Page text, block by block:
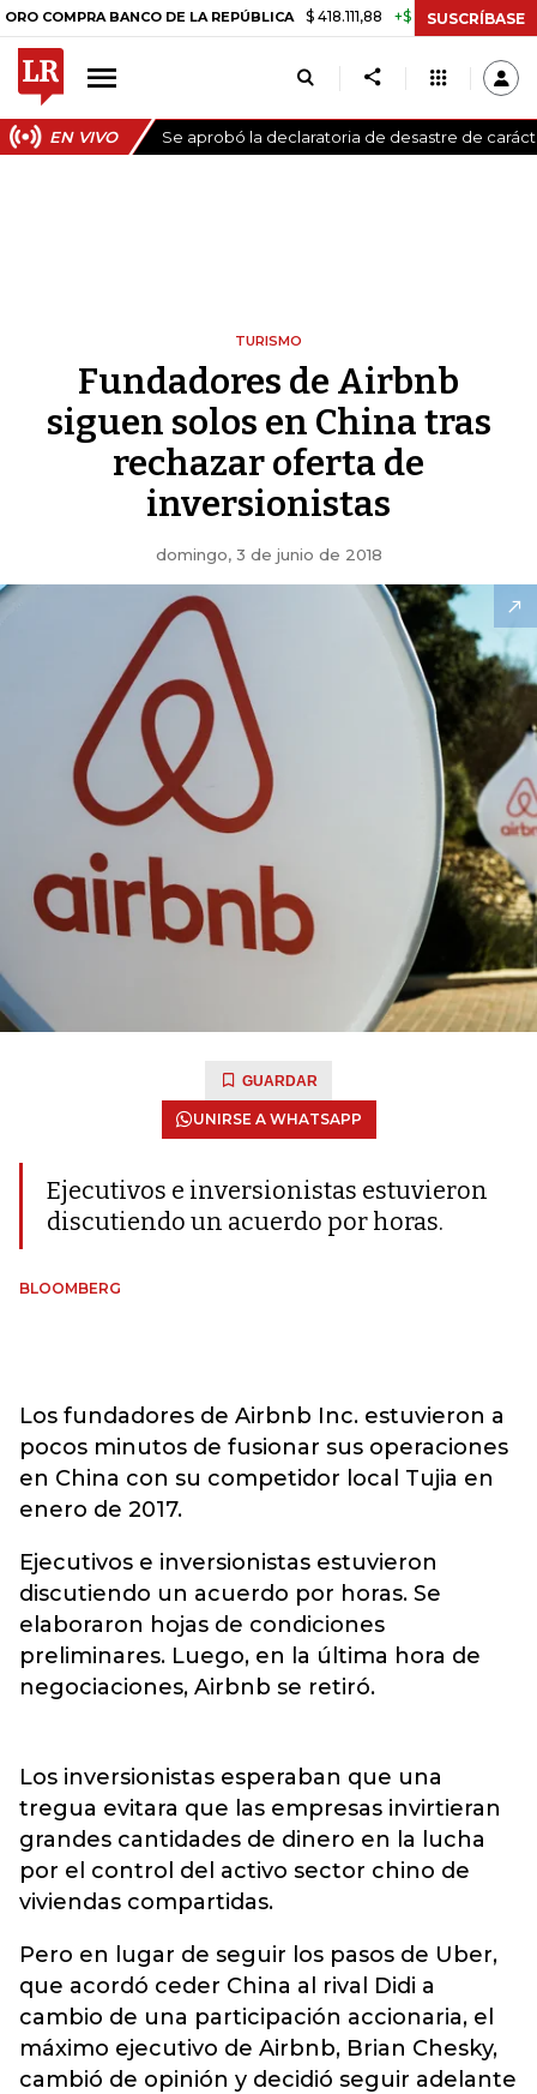
BANCO DE LA REPÚBLICA $ 418.111,88 +$ 9.612,91 +2,35%
SUSCRÍBASE
EN VIVO Se aprobó la declaratoria de desastre de
TURISMO
Fundadores de Airbnb
siguen solos en China tras
rechazar oferta de
inversionistas
domingo, 3 de junio de 2018
GUARDAR
UNIRSE A WHATSAPP
Ejecutivos e inversionistas estuvieron
discutiendo un acuerdo por horas.
BLOOMBERG
Los fundadores de Airbnb Inc. estuvieron a
pocos minutos de fusionar sus operaciones
en China con su competidor local Tujia en
enero de 2017.
Ejecutivos e inversionistas estuvieron
discutiendo un acuerdo por horas. Se
elaboraron hojas de condiciones
preliminares. Luego, en la última hora de
negociaciones, Airbnb se retiró.
Los inversionistas esperaban que una
tregua evitara que las empresas invirtieran
grandes cantidades de dinero en la lucha
por el control del activo sector chino de
viviendas compartidas.
Pero en lugar de seguir los pasos de Uber,
que acordó ceder China al rival Didi a
cambio de una participación accionaria, el
máximo ejecutivo de Airbnb, Brian Chesky,
cambió de opinión y decidió seguir adelante